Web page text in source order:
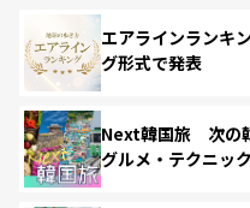
エアラインランキ
グ形式で発表
Next韓国旅 次の
グルメ・テクニック